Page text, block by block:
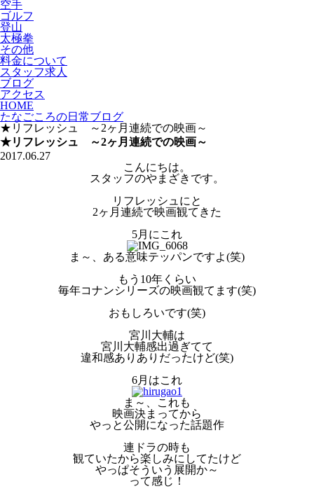
空手
ゴルフ
登山
太極拳
その他
料金について
スタッフ求人
ブログ
アクセス
HOME
たなごころの日常ブログ
★リフレッシュ ～2ヶ月連続での映画～
★リフレッシュ ～2ヶ月連続での映画～
2017.06.27
こんにちは。
スタッフのやまざきです。
リフレッシュにと
2ヶ月連続で映画観てきた
5月にこれ
ま～、ある意味テッパンですよ(笑)
もう10年くらい
毎年コナンシリーズの映画観てます(笑)
おもしろいです(笑)
宮川大輔は
宮川大輔感出過ぎてて
違和感ありありだったけど(笑)
6月はこれ
ま～、これも
映画決まってから
やっと公開になった話題作
連ドラの時も
観ていたから楽しみにしてたけど
やっぱそういう展開か～
って感じ！